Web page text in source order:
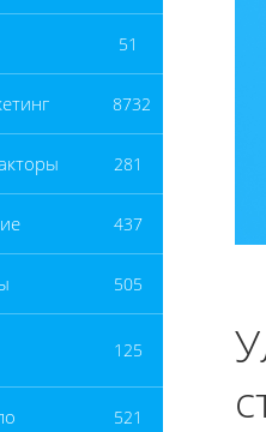
51
8732
281
437
505
125
521